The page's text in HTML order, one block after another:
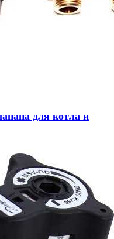
для котла и